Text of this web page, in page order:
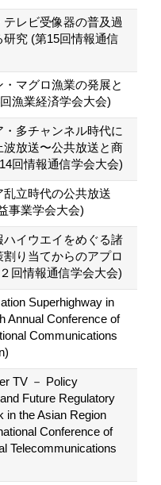
テレビ受像器の普及過
研究 (第15回情報通信
・マグロ漁業の発展と
漁業経済学会大会)
・多チャンネル時代に
波放送〜公共放送と商
回情報通信学会大会)
乱立時代の公共放送
事業学会大会)
ハイウエイをめぐる諸
割り当てからのアプロ
回情報通信学会大会)
Superhighway in
Annual Conference of
Communications
TV － Policy
Future Regulatory
in the Asian Region
Conference of
Telecommunications